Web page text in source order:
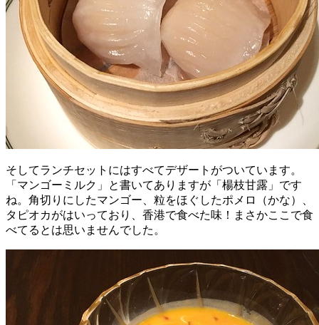
そしてランチセットにはすべてデザートがついています。
「マンゴーミルク」と書いてありますが「楊枝甘露」です
ね。角切りにしたマンゴー、粒をほぐしたポメロ（かな）、
タピオカがはいっており、香港で食べた味！まさかここで食
べてるとは思いませんでした。